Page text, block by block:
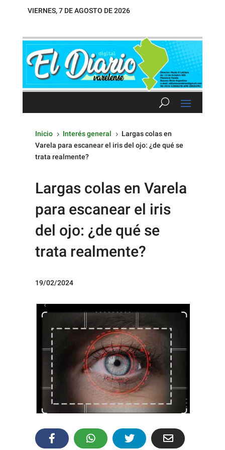
VIERNES, 7 DE AGOSTO DE 2026
Inicio 5 Interés general 5 Largas colas en
Varela para escanear el iris del ojo: ¿de qué se
trata realmente?
Largas colas en Varela
para escanear el iris
del ojo: ¿de qué se
trata realmente?
19/02/2024